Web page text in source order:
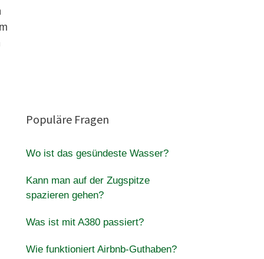
Populäre Fragen
Wo ist das gesündeste Wasser?
Kann man auf der Zugspitze
spazieren gehen?
Was ist mit A380 passiert?
Wie funktioniert Airbnb-Guthaben?